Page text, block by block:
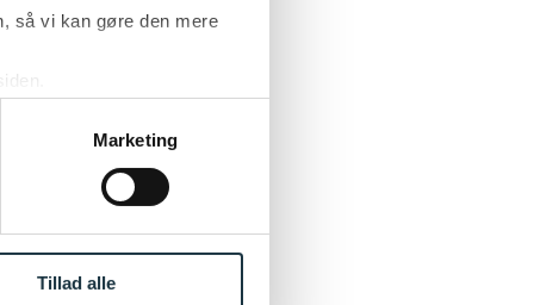
så vi kan gøre den mere
Marketing
Tillad alle
indhold og
er
af dette